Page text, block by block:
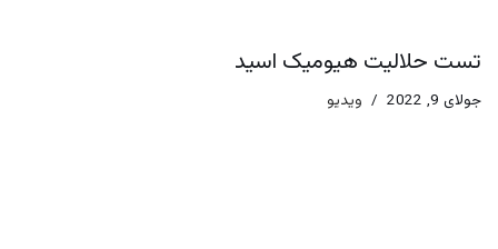
تست حلالیت هیومیک اسید
جولای 9, 2022 ویدیو